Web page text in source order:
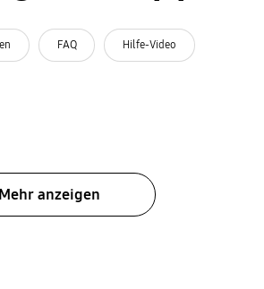
FAQ Hilfe-Video
Mehr anzeigen